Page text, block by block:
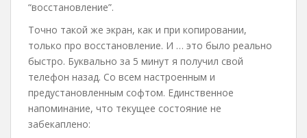
“восстановление”.
Точно такой же экран, как и при копировании,
только про восстановление. И … это было реально
быстро. Буквально за 5 минут я получил свой
телефон назад. Со всем настроенным и
предустановленным софтом. Единственное
напоминание, что текущее состояние не
забекаплено: